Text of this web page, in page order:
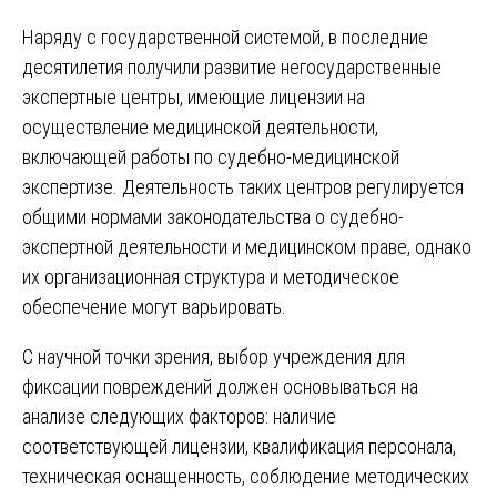
Наряду с государственной системой, в последние
десятилетия получили развитие негосударственные
экспертные центры, имеющие лицензии на
осуществление медицинской деятельности,
включающей работы по судебно-медицинской
экспертизе. Деятельность таких центров регулируется
общими нормами законодательства о судебно-
экспертной деятельности и медицинском праве, однако
их организационная структура и методическое
обеспечение могут варьировать.
С научной точки зрения, выбор учреждения для
фиксации повреждений должен основываться на
анализе следующих факторов: наличие
соответствующей лицензии, квалификация персонала,
техническая оснащенность, соблюдение методических